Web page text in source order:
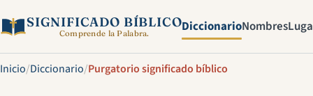
SIGNIFICADO BÍBLICO
Comprende la Palabra. DiccionarioNombres
Inicio/Diccionario/Purgatorio significado bíblico